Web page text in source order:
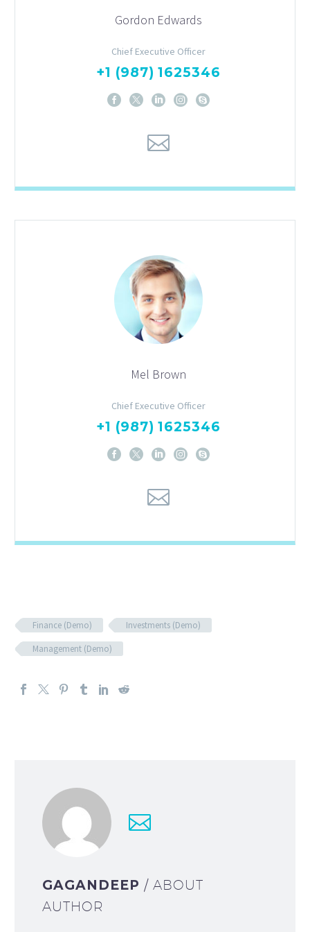
Gordon Edwards
Chief Executive Officer
+1 (987) 1625346
Mel Brown
Chief Executive Officer
+1 (987) 1625346
Finance (Demo)
Investments (Demo)
Management (Demo)
GAGANDEEP / ABOUT
AUTHOR